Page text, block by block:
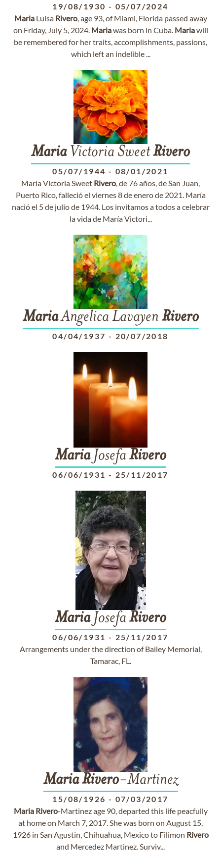
19/08/1930 - 05/07/2024
MariaLuisa Rivero, age 93, of Miami, Florida passed away
on Friday, July 5, 2024. Mariawas born in Cuba. Mariawill
be remembered for her traits, accomplishments, passions,
which left an indelible ...
MariaVictoria SweetRivero
05/07/1944 - 08/01/2021
María Victoria Sweet Rivero, de 76 años, de San Juan,
Puerto Rico, falleció el viernes 8 de enero de 2021. María
nació el 5 de julio de 1944. Los invitamos a todos a celebrar
la vida de María Victori...
MariaAngelica Lavayen Rivero
04/04/1937 - 20/07/2018
MariaJosefa Rivero
06/06/1931 - 25/11/2017
MariaJosefa Rivero
06/06/1931 - 25/11/2017
Arrangements under the direction of Bailey Memorial,
Tamarac, FL.
Maria Rivero-Martinez
15/08/1926 - 07/03/2017
Maria Rivero-Martinez age 90, departed this life peacfully
at home on March 7, 2017. She was born on August 15,
1926 in San Agustin, Chihuahua, Mexico to Filimon Rivero
and Mercedez Martinez. Surviv...